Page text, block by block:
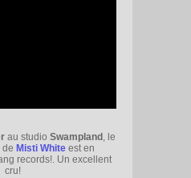
au studio Swampland , le
de Misti Whiteest en
records!. Un excellent
cru!